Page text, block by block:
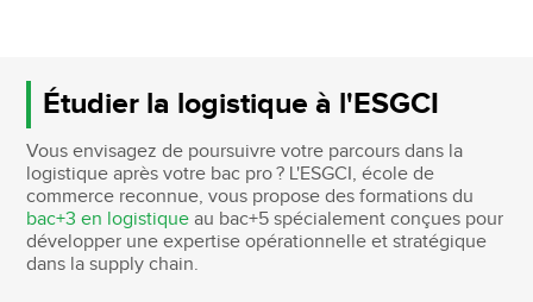
Étudier la logistique à l'ESGCI
Vous envisagez de poursuivre votre parcours dans la
logistique après votre bac pro ? L'ESGCI, école de
commerce reconnue, vous propose des formations du
bac+3 en logistiqueau bac+5 spécialement conçues pour
développer une expertise opérationnelle et stratégique
dans la supply chain.